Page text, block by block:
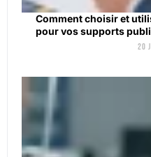
Comment choisir et
pour vos supports
20